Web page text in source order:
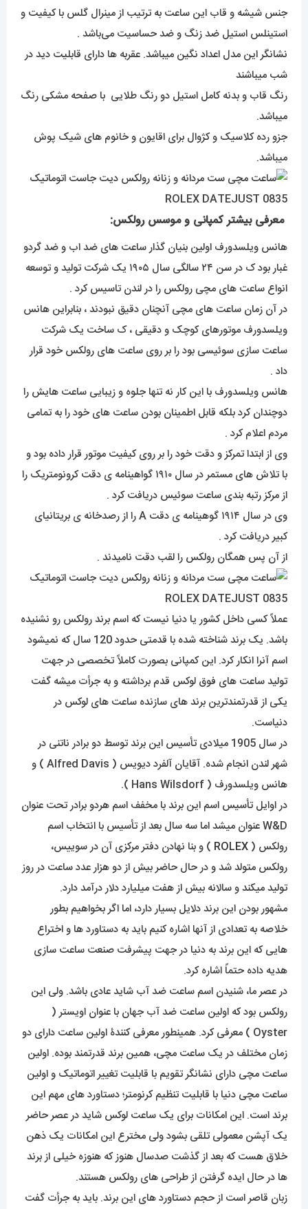
جنس شیشه و قاب این ساعت به ترتیب از مینرال گلس با کیفیت و
استینلس استیل ضد زنگ و ضد حساسیت می‌باشد .
نشانگر این مدل اعداد نگین میباشد. عقربه ها دارای قابلیت دید در
شب میباشند
رنگ قاب و بدنه کامل استیل دو رنگ طلایی با صفحه مشکی رنگ
میباشد.
جزو رده کلاسیک و کژوال برای اقایون و خانوم های شیک پوش
میباشد.
معرفی بیشتر کمپانی و موسس رولکس:
هانس ویلسدورف اولین بنیان گذار ساعت های ضد اب و ضد گردو
غبار بود ک در سن ۲۴ سالگی سال ۱۹۰۵ یک شرکت تولید و توسعه
انواع ساعت های مچی رولکس را در لندن تاسیس کرد .
در آن زمان ساعت های مچی آنچنان دقیق نبودند ، بنابراین هانس
ویلسدورف موتورهای کوچک و دقیقی ، ک ساخت یک شرکت
ساعت سازی سوئیسی بود را بر روی ساعت های رولکس خود قرار
داد .
هانس ویلسدورف با این کار نه تنها جلوه و زیبایی ساعت هایش را
دوچندان کرد بلکه قابل اطمینان بودن ساعت های خود را به تمامی
مردم اعلام کرد .
وی از ابتدا تمرکز و دقت خود را بر روی کیفیت موتور قرار داده بود و
با تلاش های مستمر در سال ۱۹۱۰ گواهینامه ی دقت کرونومتریک را
از مرکز رتبه بندی ساعت سوئیس دریافت کرد .
وی در سال ۱۹۱۴ گوهینامه ی دقت A را از رصدخانه ی بریتانیای
کبیر دریافت کرد .
از آن پس همگان رولکس را لقب دقت نامیدند .
عملاً کسی داخل کشور یا دنیا نیست که اسم برند رولکس رو نشنیده
باشد. یک برند شناخته شده با قدمتی حدود 120 سال که نمیشود
اسم آنرا انکار کرد. این کمپانی بصورت کاملاً تخصصی در جهت
تولید ساعت های فوق لوکس قدم برداشته و به جرأت میشه گفت
یکی از قدرتمندترین برند های سازنده ساعت های لوکس در
دنیاست.
در سال 1905 میلادی تأسیس این برند توسط دو برادر ناتنی در
شهر لندن انجام شده. آقایان آلفرد دیویس ( Alfred Davis ) و
هانس ویلسدورف ( Hans Wilsdorf ).
در اوایل تأسیس اسم این برند با مخفف اسم هردو برادر تحت عنوان
W&D عنوان میشد اما سه سال بعد از تأسیس با انتخاب اسم
رولکس ( ROLEX ) و بنا نهادن دفتر مرکزی آن در سوییس،
رولکس متولد شد و در حال حاضر بیش از دو هزار عدد ساعت در روز
تولید میکند و سالانه بیش از هفت میلیارد دلار درآمد دارد.
مشهور بودن این برند دلایل بسیار دارد، اما اگر بخواهیم بطور
خلاصه به تعدادی از آنها اشاره کنیم باید به دستاورد ها و اختراع
هایی که این برند به دنیا در جهت پیشرفت صنعت ساعت سازی
هدیه داده حتماً اشاره کرد.
در عصر ما، شنیدن اسم ساعت ضد آب شاید عادی باشد. ولی این
رولکس بود که اولین ساعت ضد آب جهان با عنوان اویستر (
Oyster ) معرفی کرد. همینطور معرفی کنندۀ اولین ساعت دارای دو
زمان مختلف در یک ساعت مچی، همین برند قدرتمند بوده. اولین
ساعت مچی دارای نشانگر تقویم با قابلیت تغییر اتوماتیک و اولین
ساعت مچی دنیا با قابلیت تنظیم کرنومتر؛ دستاورد های مهم این
برند است. این امکانات برای یک ساعت لوکس شاید در عصر حاضر
یک آپشن معمولی تلقی بشود ولی مخترع این امکانات یک ذهن
خلاق هست که بعد از گذشت صدسال هنوز که هنوزه خیلی از برند
ها در حال ایده گرفتن از طراحی های رولکس هستند.
زبان قاصر است از حجم دستاورد های این برند. باید به جرأت گفت